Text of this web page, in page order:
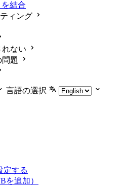
結合
ィング
ない
問題
言語の選択
定する
を追加）